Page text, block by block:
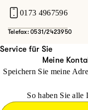
0173 4967596
Telefax: 0531/2423950
Service für Sie
Meine
Speichern Sie meine
So haben Sie alle